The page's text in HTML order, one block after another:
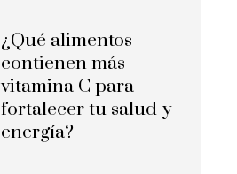
¿Qué alimentos
contienen más
vitamina C para
fortalecer tu salud y
energía?